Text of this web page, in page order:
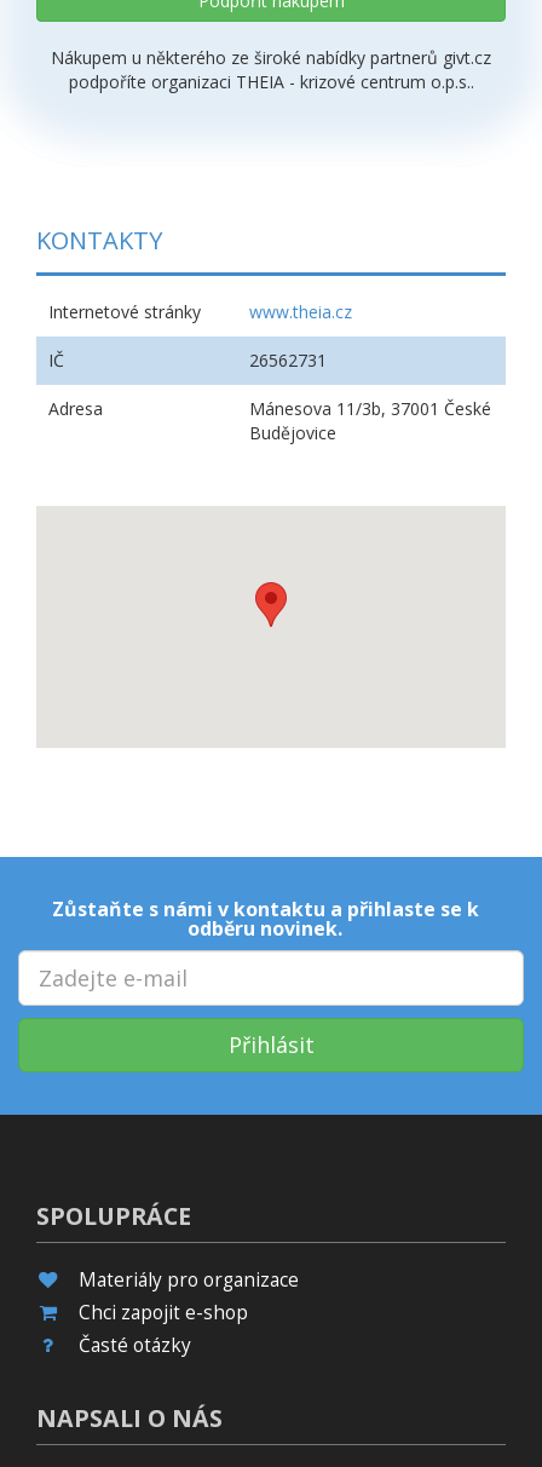
Nákupem u některého ze široké nabídky partnerů givt.cz
podpoříte organizaci THEIA - krizové centrum o.p.s..
KONTAKTY
Internetové stránky www.theia.cz
IČ 26562731
Adresa
Mánesova 11/3b, 37001 České
Budějovice
Zůstaňte s námi v kontaktu a přihlaste se k
odběru novinek.
Přihlásit
SPOLUPRÁCE
Materiály pro organizace
Chci zapojit e-shop
Časté otázky
NAPSALI O NÁS